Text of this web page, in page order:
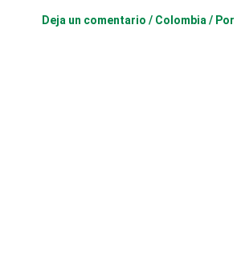
Deja un comentario / Colombia / Por